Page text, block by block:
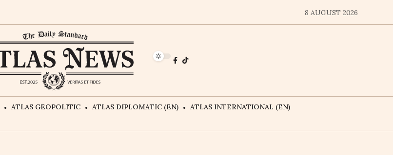
8 AUGUST 2026
ATLAS GEOPOLITIC ATLAS DIPLOMATIC (EN)
ATLAS INTERNATIONAL (EN)